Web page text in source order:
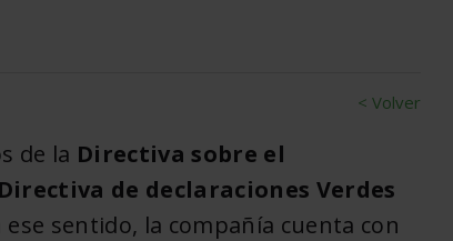
< Volver
de la Directiva sobre el
Directiva de declaraciones Verdes
sentido, la compañía cuenta con